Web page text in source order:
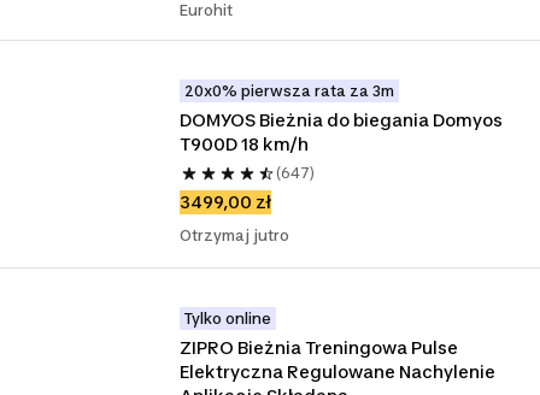
Eurohit
20x0% pierwsza rata za 3m
DOMYOS Bieżnia do biegania Domyos
T900D 18 km/h
(647)
3499,00 zł
Otrzymaj jutro
Tylko online
ZIPRO Bieżnia Treningowa Pulse
Elektryczna Regulowane Nachylenie